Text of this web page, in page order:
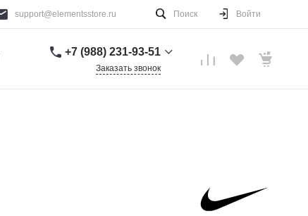
support@elementsstore.ru Поиск Войти
+7 (988) 231-93-51
Заказать звонок